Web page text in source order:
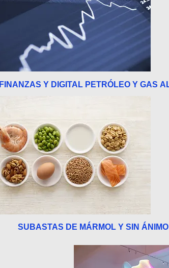
FINANZAS Y DIGITAL PETRÓLEO Y GAS
SUBASTAS DE MÁRMOL Y SIN